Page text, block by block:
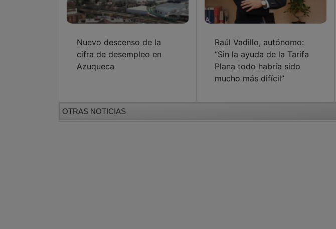
Nuevo descenso de la
cifra de desempleo en
Azuqueca
Raúl Vadillo, autónomo:
“Sin la ayuda de la Tarifa
Plana todo habría sido
mucho más difícil”
OTRAS NOTICIAS